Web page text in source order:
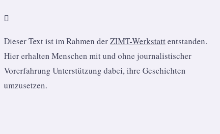

Dieser Text ist im Rahmen derZIMT-Werkstattentstanden.
Hier erhalten Menschen mit und ohne journalistischer
Vorerfahrung Unterstützung dabei, ihre Geschichten
umzusetzen.